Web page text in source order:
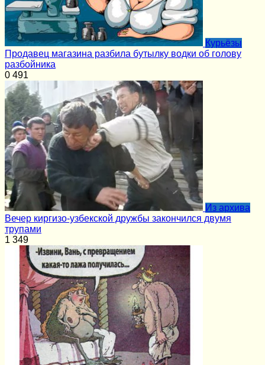
Курьёзы
Продавец магазина разбила бутылку водки об голову
разбойника
0 491
Из архива
Вечер киргизо-узбекской дружбы закончился двумя
трупами
1 349